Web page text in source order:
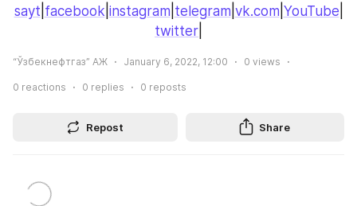
sayt facebook instagram telegram vk.com YouTube
twitter
“Ўзбекнефтгаз” АЖ January 6, 2022, 12:00 0 views
0 reactions 0 replies 0 reposts
Repost Share